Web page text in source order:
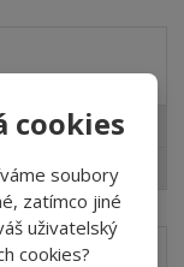
cookies
soubory
zatímco jiné
uživatelský
cookies?